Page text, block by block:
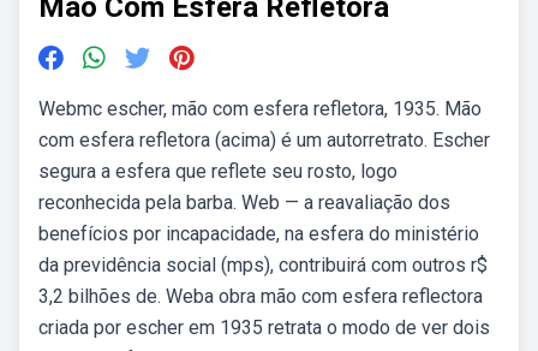
Mão Com Esfera Refletora
Webmc escher, mão com esfera refletora, 1935. Mão
com esfera refletora (acima) é um autorretrato. Escher
segura a esfera que reflete seu rosto, logo
reconhecida pela barba. Web — a reavaliação dos
benefícios por incapacidade, na esfera do ministério
da previdência social (mps), contribuirá com outros r$
3,2 bilhões de. Weba obra mão com esfera reflectora
criada por escher em 1935 retrata o modo de ver dois